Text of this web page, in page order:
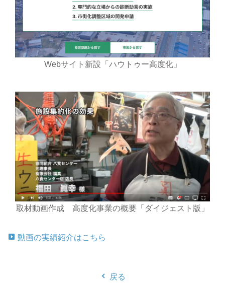
Webサイト新設「ハウトゥー高度化」
取材動画作成 高度化事業の概要「ダイジェスト版」
動画の実績紹介はこちら
戻る